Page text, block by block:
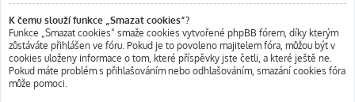
K čemu slouží funkce „Smazat cookies“?
Funkce „Smazat cookies“ smaže cookies vytvořené phpBB fórem, díky kterým
zůstáváte přihlášen ve fóru. Pokud je to povoleno majitelem fóra, můžou být v
cookies uloženy informace o tom, které příspěvky jste četli, a které ještě ne.
Pokud máte problém s přihlašováním nebo odhlašováním, smazání cookies fóra
může pomoci.